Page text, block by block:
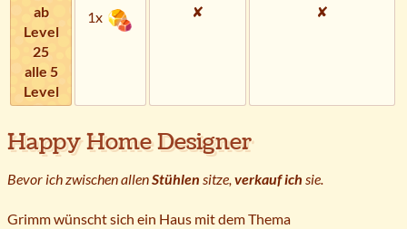
ab
Level
25
alle 5
Level
1x ✘ ✘
Happy Home Designer
Bevor ich zwischen allenStühlen sitze, verkauf ich sie.
Grimm wünscht sich ein Haus mit dem Thema